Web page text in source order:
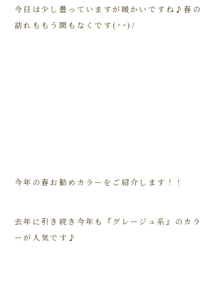
今日は少し曇っていますが暖かいですね♪春の
訪れももう間もなくです(^^)/
今年の春お勧めカラーをご紹介します！！
去年に引き続き今年も『グレージュ系』のカラ
ーが人気です♪